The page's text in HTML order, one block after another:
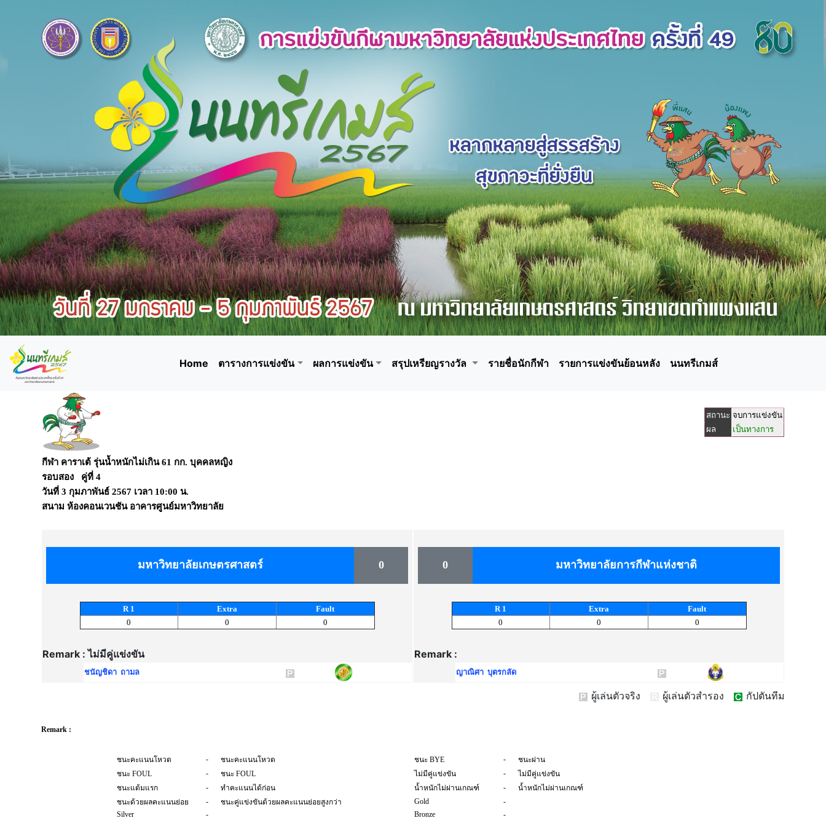
Home ตารางการแข่งขัน ผลการแข่งขัน สรุปเหรียญรางวัล รายชื่อนักกีฬา รายการแข่งขันย้อนหลัง นนทรีเกมส์
สถานะ จบการแข่งขัน
ผล
เป็นทางการ
กีฬา คาราเต้ รุ่นน้ำหนักไม่เกิน 61 กก. บุคคลหญิง
รอบสอง คู่ที่ 4
วันที่ 3 กุมภาพันธ์ 2567 เวลา 10:00 น.
สนาม ห้องคอนเวนชัน อาคารศูนย์มหาวิทยาลัย
มหาวิทยาลัยเกษตรศาสตร์ 0
R 1 Extra
Fault
0
0 0
Remark : ไม่มีคู่แข่งขัน
ชนัญชิดา ถามล
0 มหาวิทยาลัยการกีฬาแห่งชาติ
R 1 Extra
Fault
0
0 0
Remark :
ญาณิศา บุตรกลัด
ผู้เล่นตัวจริง ผู้เล่นตัวสำรอง กัปตันทีม
Remark :
ชนะคะแนนโหวต - ชนะคะแนนโหวต ชนะ BYE -
ชนะผ่าน
ชนะ FOUL
- ชนะ FOUL ไม่มีคู่แข่งขัน -
ไม่มีคู่แข่งขัน
ชนะแต้มแรก
- ทำคะแนนได้ก่อน น้ำหนักไม่ผ่านเกณฑ์ -
น้ำหนักไม่ผ่านเกณฑ์
ชนะด้วยผลคะแนนย่อย
- ชนะคู่แข่งขันด้วยผลคะแนนย่อยสูงกว่า Gold
-
Silver
- Bronze -